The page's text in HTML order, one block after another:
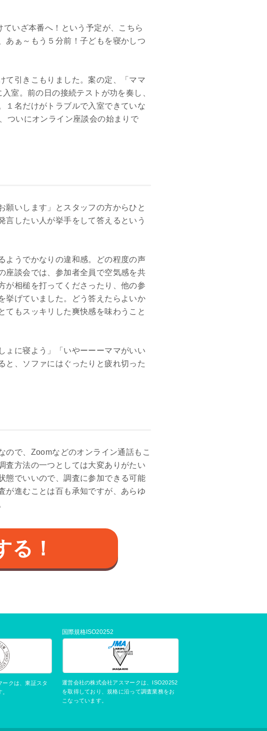
いざ本番へ！という予定が、こちら
ぁ～もう５分前！子どもを寝かしつ
て引きこもりました。案の定、「ママ
室。前の日の接続テストが功を奏し、
１名だけがトラブルで入室できていな
ついにオンライン座談会の始まりで
願いします」とスタッフの方からひと
言したい人が挙手をして答えるという
ようでかなりの違和感。どの程度の声
座談会では、参加者全員で空気感を共
が相槌を打ってくださったり、他の参
挙げていました。どう答えたらよいか
てもスッキリした爽快感を味わうこと
ょに寝よう」「いやーーーママがいい
と、ソファにはぐったりと疲れ切った
ので、Zoomなどのオンライン通話もこ
査方法の一つとしては大変ありがたい
態でいいので、調査に参加できる可能
が進むことは百も承知ですが、あらゆ
る！
ークは、東証スタ
国際規格ISO20252
運営会社の株式会社アスマークは、ISO20252
を取得しており、規格に沿って調査業務をお
こなっています。